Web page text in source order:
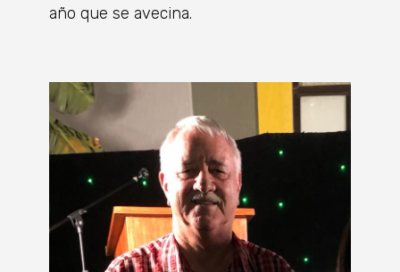
año que se avecina.